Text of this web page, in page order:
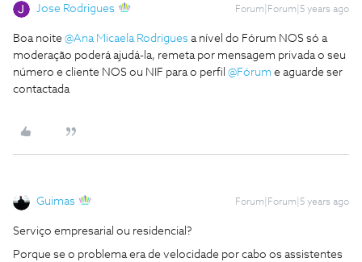
Jose Rodrigues Forum|Forum|5 years ago
Boa noite @Ana Micaela Rodrigues a nível do Fórum NOS só a
moderação poderá ajudá-la, remeta por mensagem privada o seu
número e cliente NOS ou NIF para o perfil @Fórum e aguarde ser
contactada
Guimas Forum|Forum|5 years ago
Serviço empresarial ou residencial?
Porque se o problema era de velocidade por cabo os assistentes